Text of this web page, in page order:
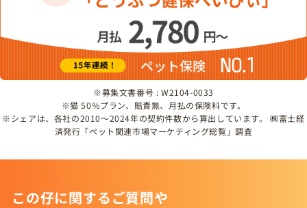
※募集文書番号 : W2104-0033
※猫 50％プラン、賠責無、月払の保険料です。
※シェアは、各社の2010～2024年の契約件数から算出しています。 ㈱富士経
済発行「ペット関連市場マーケティング総覧」調査
この仔に関するご質問や